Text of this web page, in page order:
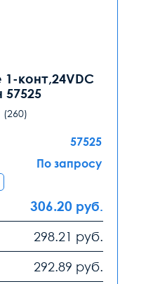
конт,24VDC
57525
(260)
57525
По запросу
306.20 руб.
298.21 руб.
292.89 руб.